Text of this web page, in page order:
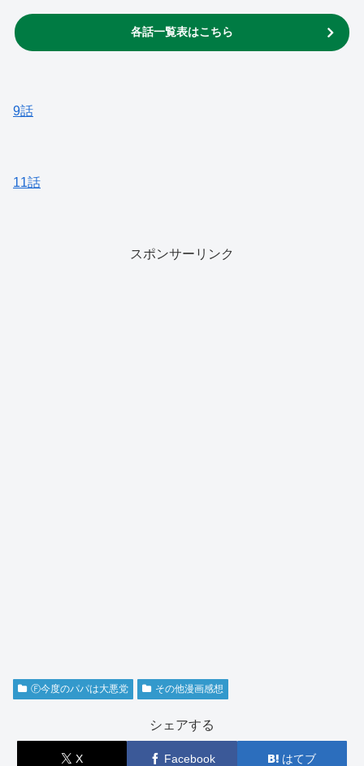
各話一覧表はこちら
9話
11話
スポンサーリンク
Ⓕ今度のパパは大悪党 その他漫画感想
シェアする
X Facebook はてブ